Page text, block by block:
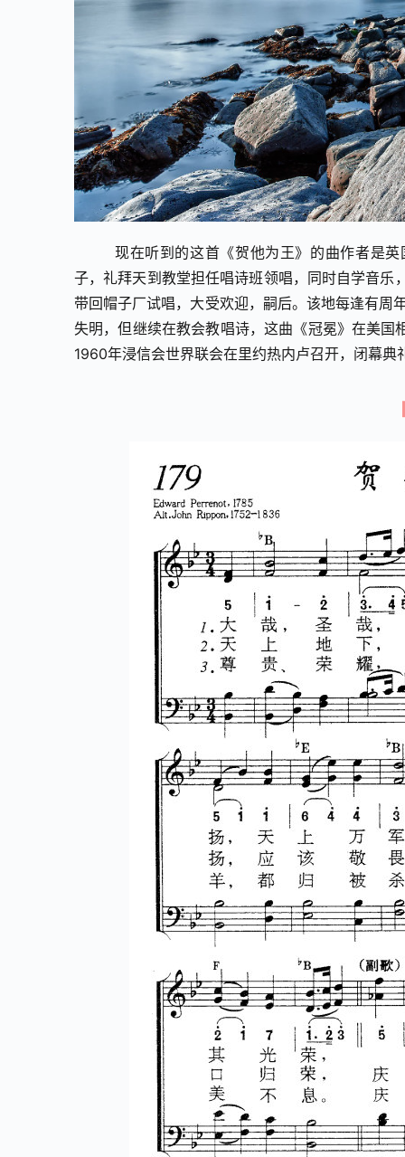
现在听到的这首《贺他为王》的曲作者是英
子，礼拜天到教堂担任唱诗班领唱，同时自学音乐
带回帽子厂试唱，大受欢迎，嗣后。该地每逢有周
失明，但继续在教会教唱诗，这曲《冠冕》在美
1960年浸信会世界联会在里约热内卢召开，闭幕